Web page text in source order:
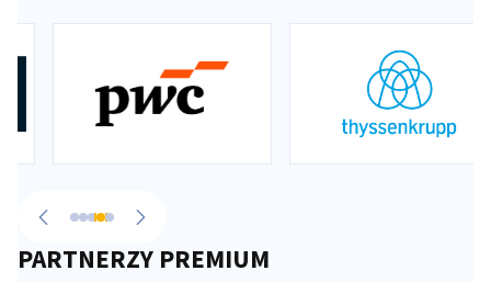
Powrót Przejdź do następnego
PARTNERZY PREMIUM